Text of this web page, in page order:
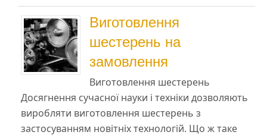
Виготовлення
шестерень на
замовлення
Виготовлення шестерень
Досягнення сучасної науки і техніки дозволяють
виробляти виготовлення шестерень з
застосуванням новітніх технологій. Що ж таке